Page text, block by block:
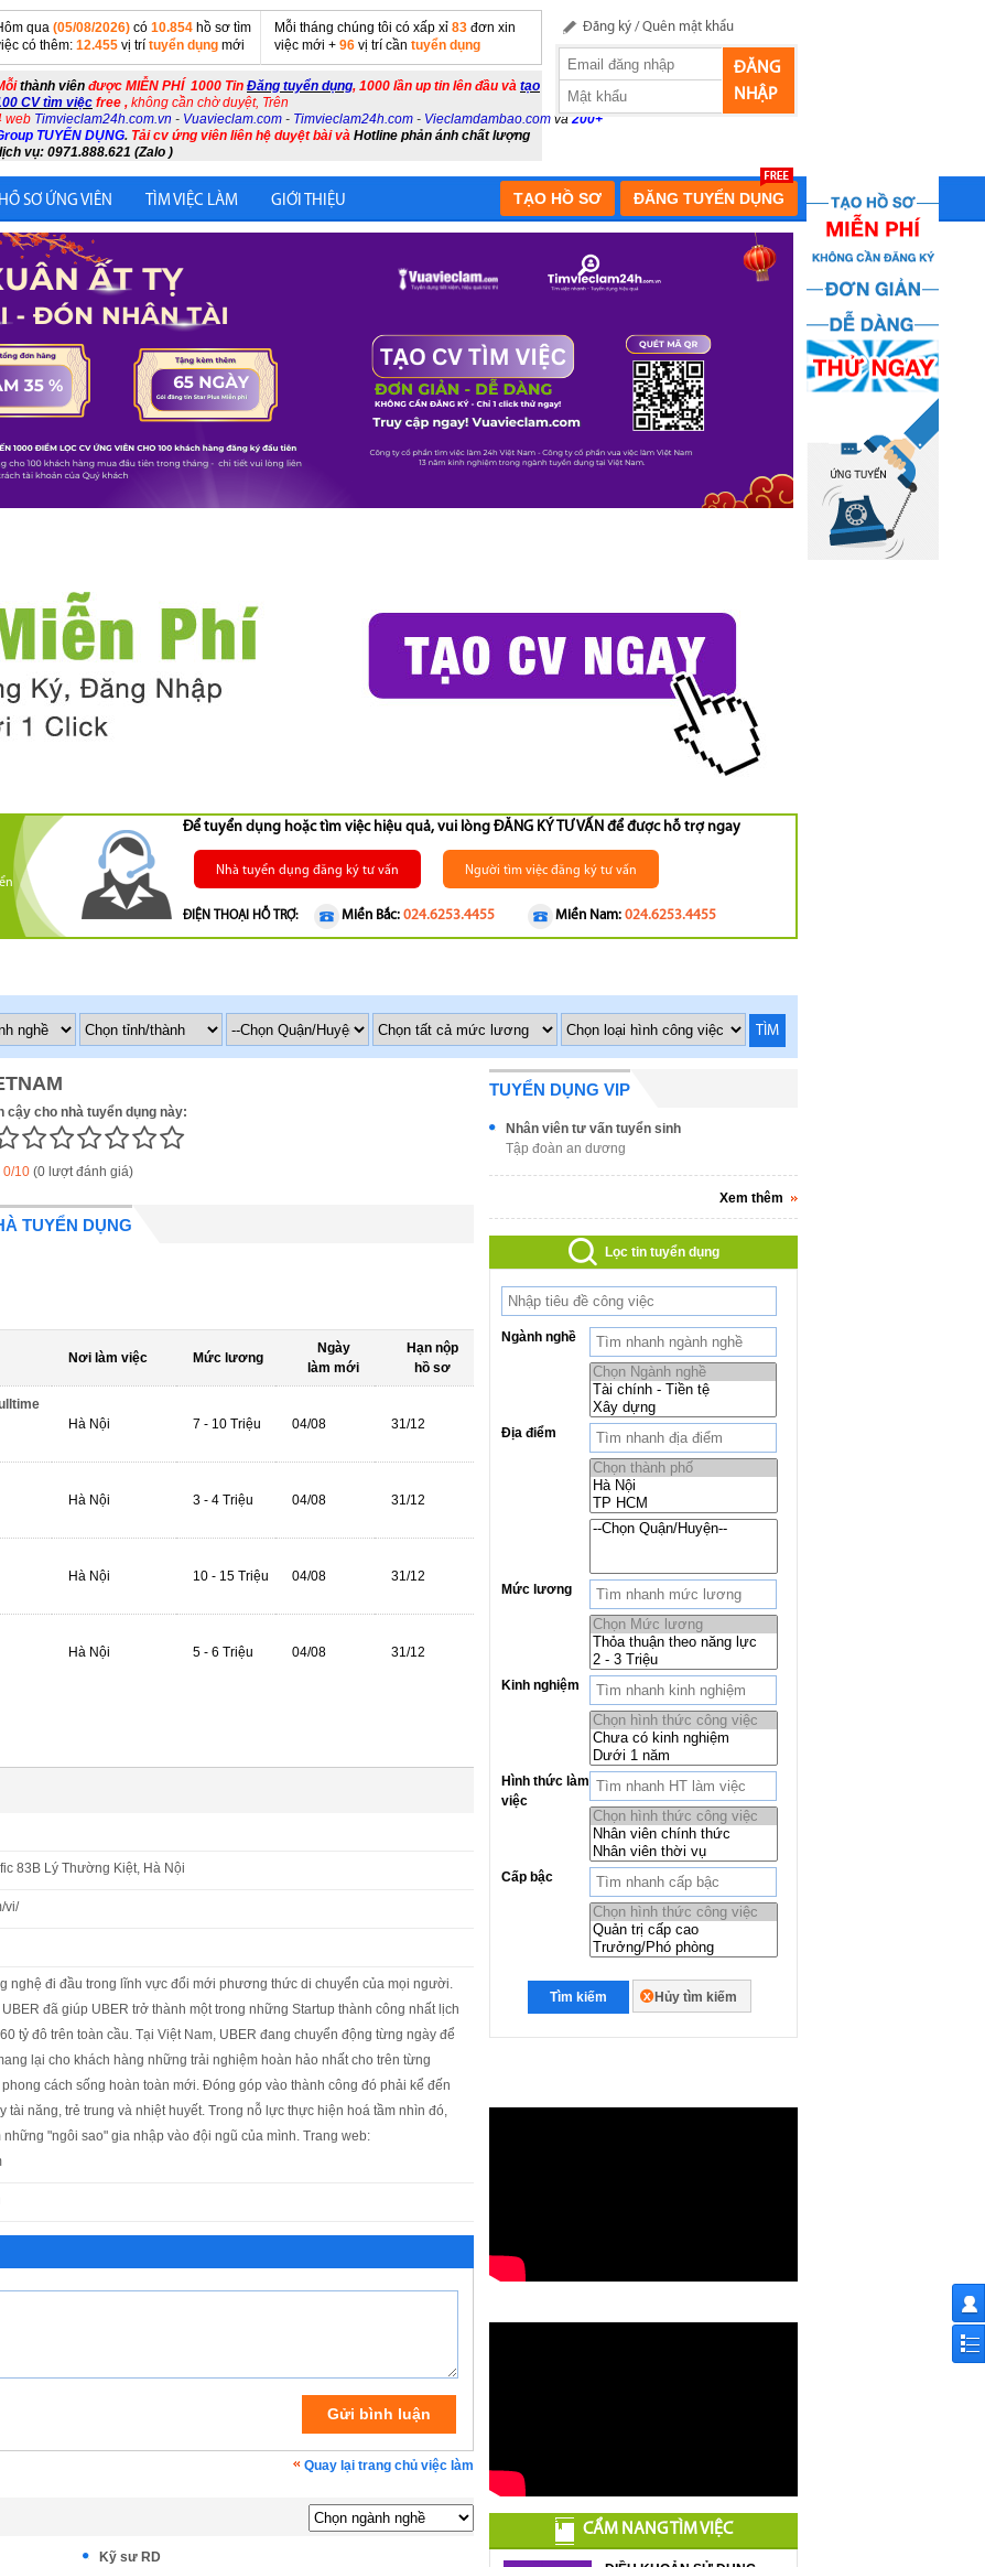
qua (05/08/2026) có 10.854 hồ sơ tìm
có thêm: 12.455 vị trí tuyển dụng mới
Mỗi tháng chúng tôi có xấp xỉ 83 đơn xin
việc mới + 96 vị trí cần tuyển dụng
thành viên được MIỄN PHÍ 1000 Tin Đăng tuyển dụng, 1000 lần up tin lên đầu và tạo
CV tìm việc free , không cần chờ duyệt, Trên
web Timvieclam24h.com.vn - Vuavieclam.com - Timvieclam24h.com - Vieclamdambao.com và 200+
TUYỂN DỤNG. Tải cv ứng viên liên hệ duyệt bài và Hotline phản ánh chất lượng
vụ: 0971.888.621 (Zalo )
Đăng ký /Quên mật khẩu
ĐĂNG
NHẬP
SƠ ỨNG VIÊN TÌM VIỆC LÀM GIỚI THIỆU ĐĂNG TUYỂN DỤNG
TẠO HỒ SƠ
Để tuyển dụng hoặc tìm việc hiệu quả, vui lòng ĐĂNG KÝ TƯ VẤN để được hỗ trợ ngay
Nhà tuyển dụng đăng ký tư vấn Người tìm việc đăng ký tư vấn
ĐIỆN THOẠI HỖ TRỢ: Miền Nam: 024.6253.4455
Miền Bắc: 024.6253.4455
TÌM
cậy cho nhà tuyển dụng này:
0/10 (0 lượt đánh giá)
TUYỂN DỤNG
Nơi làm việc Mức lương
Ngày
làm mới
Hạn nộp
hồ sơ
Hà Nội 7 - 10 Triệu 04/08 31/12
Hà Nội 3 - 4 Triệu 04/08 31/12
Hà Nội 10 - 15 Triệu 04/08 31/12
Hà Nội 5 - 6 Triệu 04/08 31/12
83B Lý Thường Kiệt, Hà Nội
vi/
nghệ đi đầu trong lĩnh vực đổi mới phương thức di chuyển của mọi người.
đã giúp UBER trở thành một trong những Startup thành công nhất lịch
tỷ đô trên toàn cầu. Tại Việt Nam, UBER đang chuyển động từng ngày để
lại cho khách hàng những trải nghiệm hoàn hảo nhất cho trên từng
cách sống hoàn toàn mới. Đóng góp vào thành công đó phải kể đến
tài năng, trẻ trung và nhiệt huyết. Trong nỗ lực thực hiện hoá tầm nhìn đó,
những "ngôi sao" gia nhập vào đội ngũ của mình. Trang web:
Quay lại trang chủ việc làm
Kỹ sư RD
TUYỂN DỤNG VIP
Nhân viên tư vấn tuyển sinh
Tập đoàn an dương
Xem thêm
Lọc tin tuyển dụng
Ngành nghề
Địa điểm
Mức lương
Kinh nghiệm
Hình thức làm
việc
Cấp bậc
Tìm kiếm Hủy tìm kiếm
CẨM NANG TÌM VIỆC